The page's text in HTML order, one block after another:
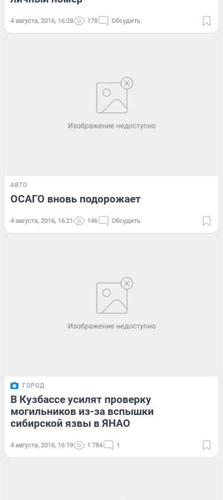
4 августа, 2016, 16:28 178 Обсудить
АВТО
ОСАГО вновь подорожает
4 августа, 2016, 16:21 146 Обсудить
ГОРОД
В Кузбассе усилят проверку
могильников из-за вспышки
сибирской язвы в ЯНАО
4 августа, 2016, 16:19 1 784 1